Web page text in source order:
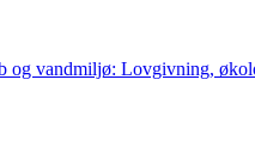
og vandmiljø: Lovgivning,